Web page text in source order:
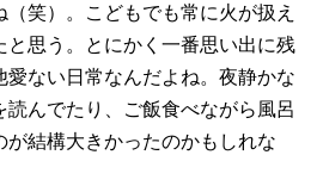
笑）。こどもでも常に火が扱え
と思う。とにかく一番思い出に残
愛ない日常なんだよね。夜静かな
んでたり、ご飯食べながら風呂
結構大きかったのかもしれな